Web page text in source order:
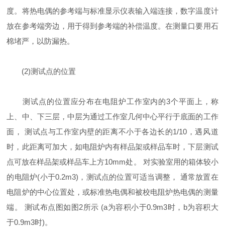
度。将热电偶的参考端与标准显示仪表输入端连接，数字温度计
放在参考端旁边，用于得到参考端的补偿温度。在测量口要用石
棉堵严，以防漏热。
(2)测试点的位置
测试点的位置应分布在电阻炉工作室内的3个平面上，称
上、中、下三层，中层为通过工作室几何中心平行于底面的工作
面， 测试点与工作室内壁的距离不小于各边长的1/10，遇风道
时，此距离可加大，如电阻炉内有样品架或样品车时，下层测试
点可放在样品架或样品车上方10mm处。 对实验室用的箱体较小
的电阻炉(小于0.2m3)，测试点的位置可适当调整， 通常放置在
电阻炉的中心位置处，或标准热电偶和被校电阻炉热电偶的测量
端。 测试布点图如图2所示 (a为容积小于0.9m3时，b为容积大
于0.9m3时)。